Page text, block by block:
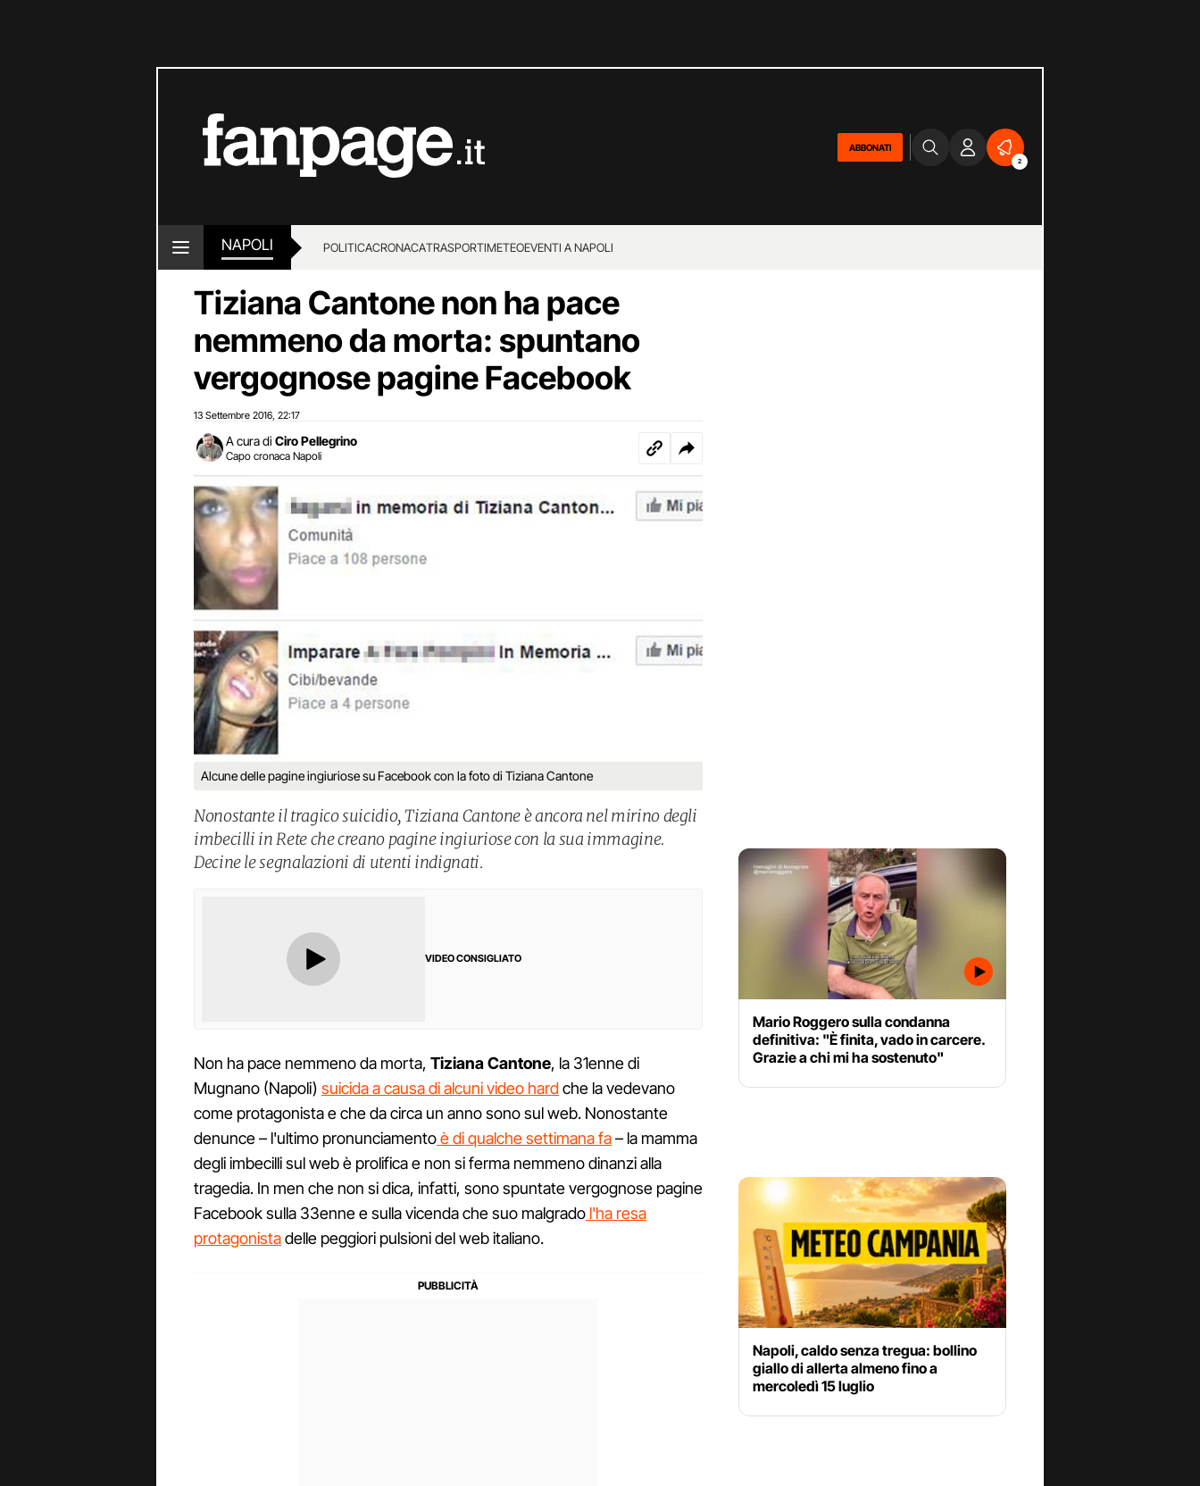
ABBONATI
2
NAPOLI POLITICACRONACATRASPORTIMETEOEVENTI A NAPOLI
Tiziana Cantone non ha pace
nemmeno da morta: spuntano
vergognose pagine Facebook
13 Settembre 2016 22:17
A cura di Ciro Pellegrino
Capo cronaca Napoli
Alcune delle pagine ingiuriose su Facebook con la foto di Tiziana Cantone
Nonostante il tragico suicidio, Tiziana Cantone è ancora nel mirino degli
imbecilli in Rete che creano pagine ingiuriose con la sua immagine.
Decine le segnalazioni di utenti indignati.
VIDEO CONSIGLIATO
Non ha pace nemmeno da morta, Tiziana Cantone, la 31enne di
Mugnano (Napoli) suicida a causa di alcuni video hardche la vedevano
come protagonista e che da circa un anno sono sul web. Nonostante
denunce – l'ultimo pronunciamentoè di qualche settimana fa– la mamma
degli imbecilli sul web è prolifica e non si ferma nemmeno dinanzi alla
tragedia. In men che non si dica, infatti, sono spuntate vergognose pagine
Facebook sulla 33enne e sulla vicenda che suo malgrado l'ha resa
protagonistadelle peggiori pulsioni del web italiano.
Mario Roggero sulla condanna
definitiva: "È finita, vado in carcere.
Grazie a chi mi ha sostenuto"
Napoli, caldo senza tregua: bollino
giallo di allerta almeno fino a
mercoledì 15 luglio